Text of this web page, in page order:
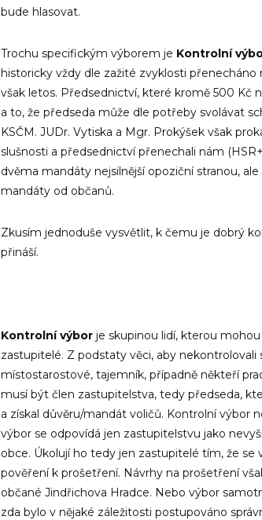
bude hlasovat.
Trochu specifickým výborem je Kontrolní
historicky vždy dle zažité zvyklosti přenecháno
však letos. Předsednictví, které kromě 500 Kč
a to, že předseda může dle potřeby svolávat
KSČM. JUDr. Vytiska a Mgr. Prokýšek však
slušnosti a předsednictví přenechali nám
dvěma mandáty nejsilnější opoziční stranou,
mandáty od občanů.
Zkusím jednoduše vysvětlit, k čemu je dobrý
přináší.
Kontrolní výbor je skupinou lidí, kterou
zastupitelé. Z podstaty věci, aby
místostarostové, tajemník, případně někteří
musí být člen zastupitelstva, tedy předseda,
a získal důvěru/mandát voličů. Kontrolní výbor
výbor se odpovídá jen zastupitelstvu jako
obce. Úkolují ho tedy jen zastupitelé tím, že se
pověření k prošetření. Návrhy na prošetření
občané Jindřichova Hradce. Nebo výbor
zda bylo v nějaké záležitosti postupováno